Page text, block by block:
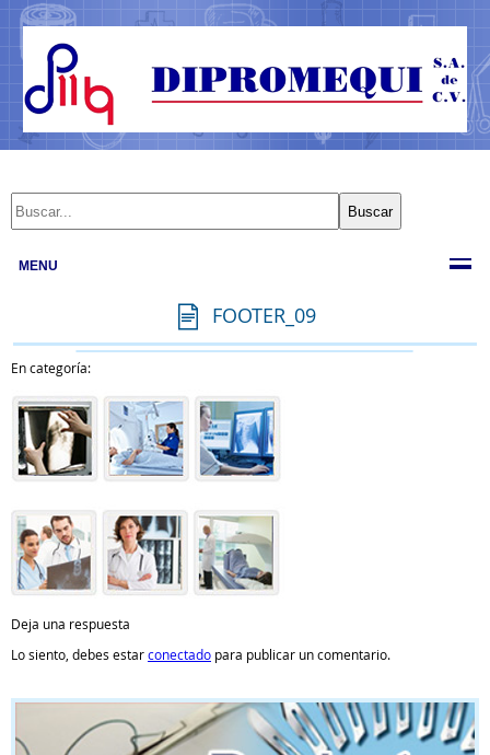
MENU
FOOTER_09
En categoría:
Deja una respuesta
Lo siento, debes estarconectado para publicar un comentario.